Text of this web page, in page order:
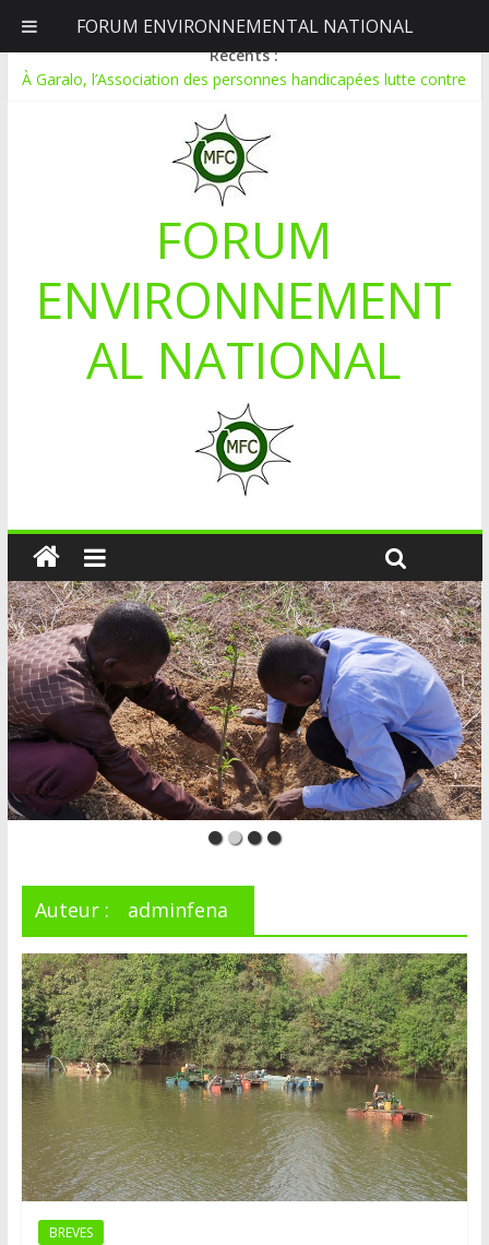
vendredi, août 7, 2026
Récents :
Mali-Folkecenter Nyetaa initie 20 jeunes à la protection de
l’environnement
le déboisement grâce au tissage métallique
APPEL A CANDIDATURE POUR UN STAGE EN
Le blogging au service de l’écologie : Benbere montre la voie
Inondations : le Mali déclare l’état de catastrophe nationale
FORUM
ENVIRONNEMENT
AL NATIONAL
Auteur : adminfena
BREVES
FORUM ENVIRONNEMENTAL NATIONAL